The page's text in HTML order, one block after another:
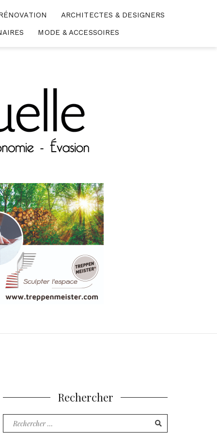
ARCHITECTES & DESIGNERS
MODE & ACCESSOIRES
Rechercher
Recherche
pour